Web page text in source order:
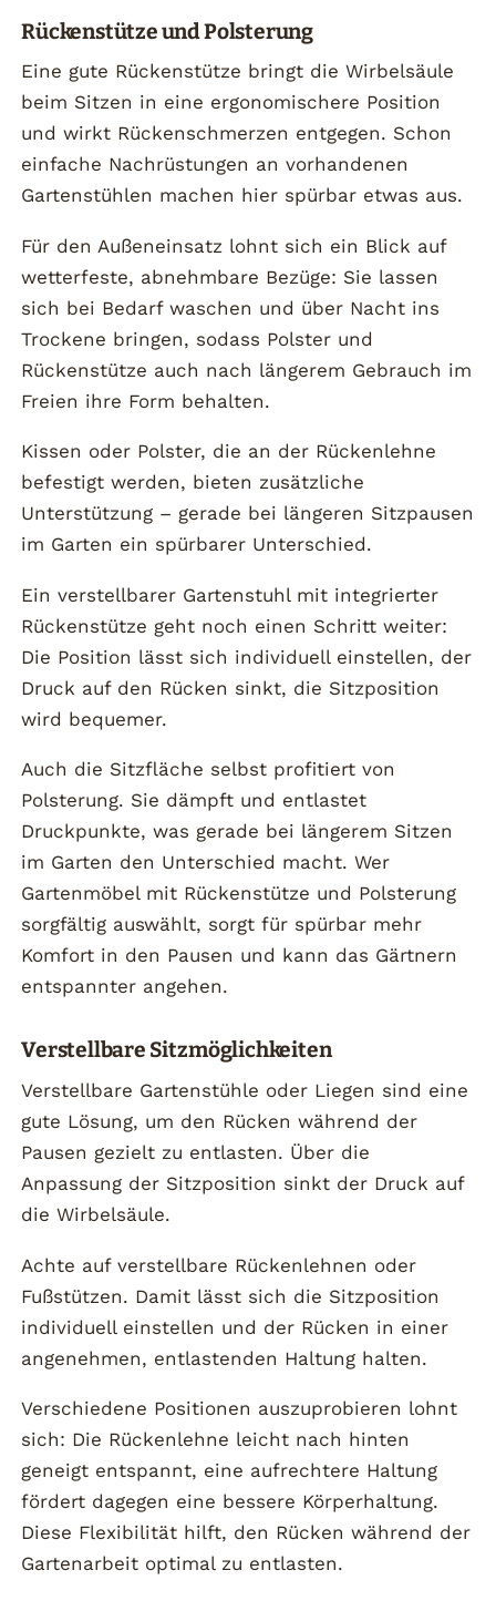
Rückenstütze und Polsterung
Eine gute Rückenstütze bringt die Wirbelsäule
beim Sitzen in eine ergonomischere Position
und wirkt Rückenschmerzen entgegen. Schon
einfache Nachrüstungen an vorhandenen
Gartenstühlen machen hier spürbar etwas aus.
Für den Außeneinsatz lohnt sich ein Blick auf
wetterfeste, abnehmbare Bezüge: Sie lassen
sich bei Bedarf waschen und über Nacht ins
Trockene bringen, sodass Polster und
Rückenstütze auch nach längerem Gebrauch im
Freien ihre Form behalten.
Kissen oder Polster, die an der Rückenlehne
befestigt werden, bieten zusätzliche
Unterstützung – gerade bei längeren Sitzpausen
im Garten ein spürbarer Unterschied.
Ein verstellbarer Gartenstuhl mit integrierter
Rückenstütze geht noch einen Schritt weiter:
Die Position lässt sich individuell einstellen, der
Druck auf den Rücken sinkt, die Sitzposition
wird bequemer.
Auch die Sitzfläche selbst profitiert von
Polsterung. Sie dämpft und entlastet
Druckpunkte, was gerade bei längerem Sitzen
im Garten den Unterschied macht. Wer
Gartenmöbel mit Rückenstütze und Polsterung
sorgfältig auswählt, sorgt für spürbar mehr
Komfort in den Pausen und kann das Gärtnern
entspannter angehen.
Verstellbare Sitzmöglichkeiten
Verstellbare Gartenstühle oder Liegen sind eine
gute Lösung, um den Rücken während der
Pausen gezielt zu entlasten. Über die
Anpassung der Sitzposition sinkt der Druck auf
die Wirbelsäule.
Achte auf verstellbare Rückenlehnen oder
Fußstützen. Damit lässt sich die Sitzposition
individuell einstellen und der Rücken in einer
angenehmen, entlastenden Haltung halten.
Verschiedene Positionen auszuprobieren lohnt
sich: Die Rückenlehne leicht nach hinten
geneigt entspannt, eine aufrechtere Haltung
fördert dagegen eine bessere Körperhaltung.
Diese Flexibilität hilft, den Rücken während der
Gartenarbeit optimal zu entlasten.